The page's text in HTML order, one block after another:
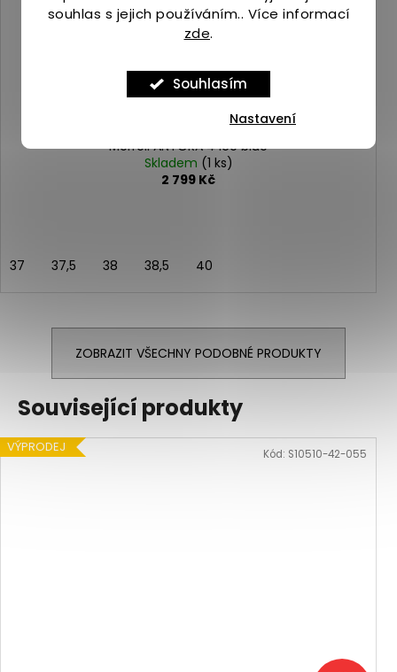
souhlas s jejich používáním.. Více informací
zde.
Souhlasím
Nastavení
Merrell ANTORA 4 ice blue
Skladem (1 ks)
2 799 Kč
37 37,5 38 38,5 40
ZOBRAZIT VŠECHNY PODOBNÉ PRODUKTY
Související produkty
VÝPRODEJ Kód: S10510-42-055